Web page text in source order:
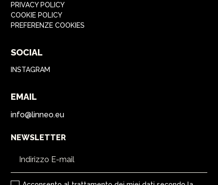
PRIVACY POLICY
COOKIE POLICY
PREFERENZE COOKIES
SOCIAL
INSTAGRAM
EMAIL
info@linneo.eu
NEWSLETTER